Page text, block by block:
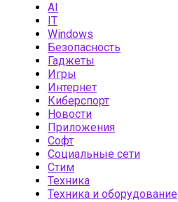
AI
IT
Windows
Безопасность
Гаджеты
Игры
Интернет
Киберспорт
Новости
Приложения
Софт
Социальные сети
Стим
Техника
Техника и оборудование